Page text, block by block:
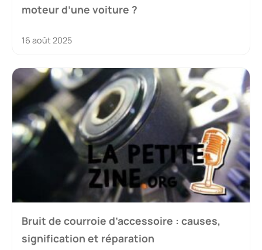
moteur d’une voiture ?
16 août 2025
Bruit de courroie d’accessoire : causes,
signification et réparation